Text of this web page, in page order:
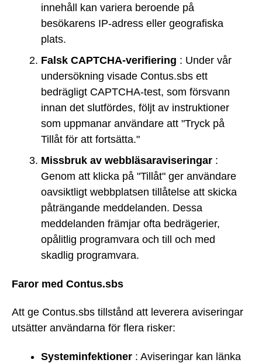
innehåll kan variera beroende på
besökarens IP-adress eller geografiska
plats.
Falsk CAPTCHA-verifiering : Under vår
undersökning visade Contus.sbs ett
bedrägligt CAPTCHA-test, som försvann
innan det slutfördes, följt av instruktioner
som uppmanar användare att "Tryck på
Tillåt för att fortsätta."
Missbruk av webbläsaraviseringar :
Genom att klicka på "Tillåt" ger användare
oavsiktligt webbplatsen tillåtelse att skicka
påträngande meddelanden. Dessa
meddelanden främjar ofta bedrägerier,
opålitlig programvara och till och med
skadlig programvara.
Faror med Contus.sbs
Att ge Contus.sbs tillstånd att leverera aviseringar
utsätter användarna för flera risker:
Systeminfektioner : Aviseringar kan länka